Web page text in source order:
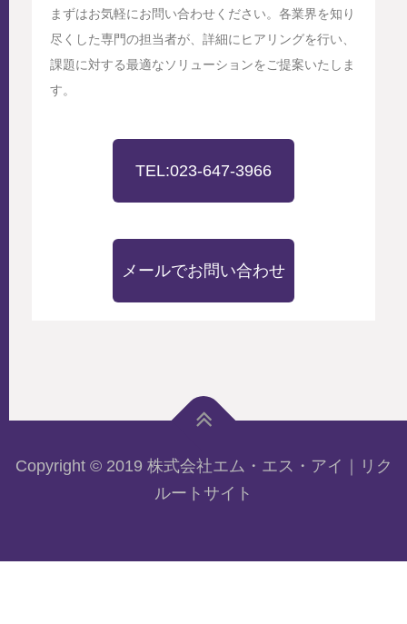
まずはお気軽にお問い合わせください。各業界を知り
尽くした専門の担当者が、詳細にヒアリングを行い、
課題に対する最適なソリューションをご提案いたしま
す。
TEL:023-647-3966
メールでお問い合わせ
Copyright © 2019 株式会社エム・エス・アイ｜リク
ルートサイト